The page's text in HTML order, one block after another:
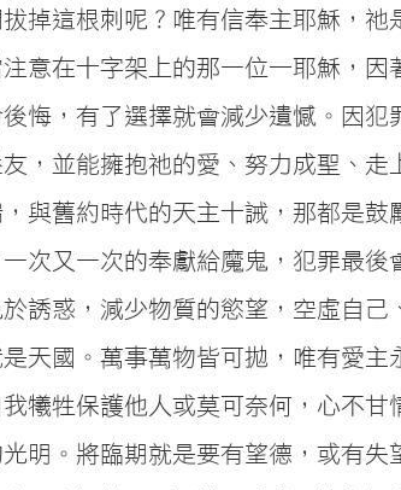
掉這根刺呢？唯有信奉主耶穌，祂
意在十字架上的那一位—耶穌，因
悔，有了選擇就會減少遺憾。因犯
，並能擁抱祂的愛、努力成聖、走
與舊約時代的天主十誡，那都是鼓
次又一次的奉獻給魔鬼，犯罪最後
誘惑，減少物質的慾望，空虛自己
天國。萬事萬物皆可拋，唯有愛主
犧牲保護他人或莫可奈何，心不甘
明。將臨期就是要有望德，或有